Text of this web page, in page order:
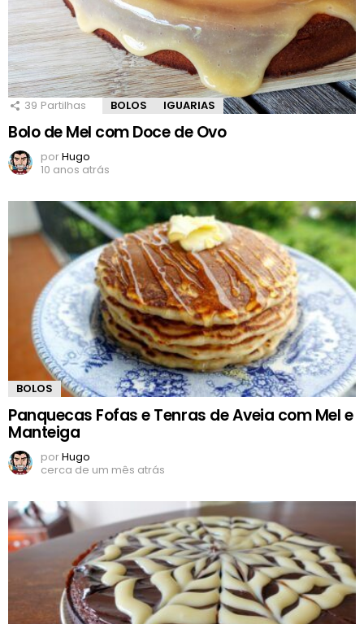
39 Partilhas BOLOS IGUARIAS
Bolo de Mel com Doce de Ovo
porHugo
10 anos atrás
BOLOS
Panquecas Fofas e Tenras de Aveia com Mel e
Manteiga
porHugo
cerca de um mês atrás